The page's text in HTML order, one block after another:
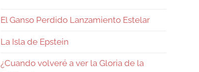
El Ganso Perdido Lanzamiento Estelar
La Isla de Epstein
¿Cuando volveré a ver la Gloria de la